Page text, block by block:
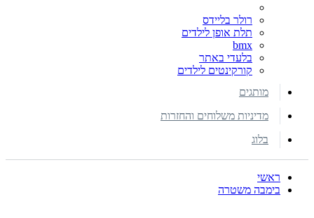
רולר בליידס
תלת אופן לילדים
bmx
בלעדי באתר
קורקינטים לילדים
מותגים
מדיניות משלוחים והחזרות
בלוג
ראשי
בימבה משטרה